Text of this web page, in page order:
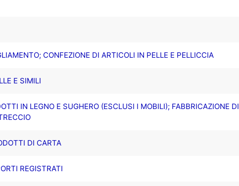
CONFEZIONE DI ARTICOLI IN PELLE E PELLICCIA
E SIMILI
IN LEGNO E SUGHERO (ESCLUSI I MOBILI); FABBRICAZIONE DI
DI CARTA
REGISTRATI